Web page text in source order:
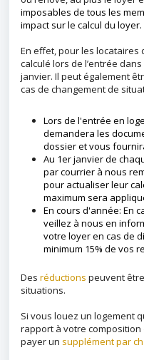
imposables de tous les
impact sur le calcul du loyer.
En effet, pour les locataires
calculé lors de l’entrée
janvier. Il peut également
cas de changement de
Lors de l'entrée en
demandera les
dossier et vous
Au 1er janvier de
par courrier à nous
pour actualiser leur
maximum sera
En cours d'année: En
veillez à nous en
votre loyeren cas de
minimum 15% de vos
Des réductions peuvent
situations.
Si vous louez un logement
rapport à votre
payer un supplément par